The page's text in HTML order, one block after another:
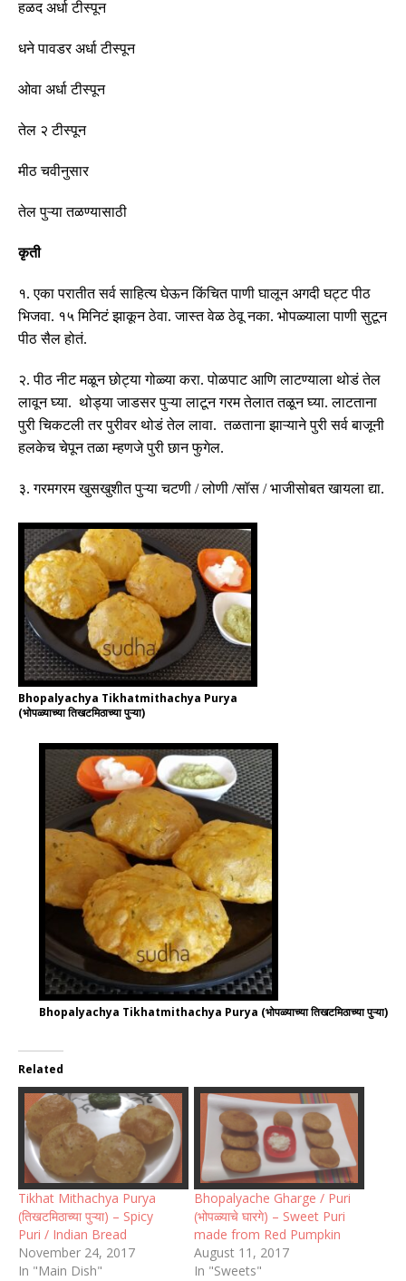
हळद अर्धा टीस्पून
धने पावडर अर्धा टीस्पून
ओवा अर्धा टीस्पून
तेल २ टीस्पून
मीठ चवीनुसार
तेल पुऱ्या तळण्यासाठी
कृती
१.एका परातीत सर्व साहित्य घेऊन किंचित पाणी घालून अगदी घट्ट पीठ
भिजवा. १५ मिनिटं झाकून ठेवा.जास्त वेळ ठेवू नका. भोपळ्याला पाणी सुटून
पीठ सैल होतं.
२.पीठ नीट मळून छोट्या गोळ्या करा.पोळपाट आणि लाटण्याला थोडं तेल
लावून घ्या. थोड्या जाडसर पुऱ्या लाटून गरम तेलात तळून घ्या.लाटताना
पुरी चिकटली तर पुरीवर थोडं तेल लावा.तळताना झाऱ्याने पुरी सर्व बाजूनी
हलकेच चेपून तळा म्हणजे पुरी छान फुगेल.
३.गरमगरम खुसखुशीत पुऱ्या चटणी /लोणी /सॉस /भाजीसोबत खायला द्या.
Bhopalyachya Tikhatmithachya Purya
(भोपळ्याच्या तिखटमिठाच्या पुऱ्या)
Bhopalyachya Tikhatmithachya Purya (भोपळ्याच्या तिखटमिठाच्या पुऱ्या)
Related
Tikhat Mithachya Purya
(तिखटमिठाच्या पुऱ्या) – Spicy
Puri / Indian Bread
November 24, 2017
In "Main Dish"
Bhopalyache Gharge / Puri
(भोपळ्याचे घारगे) – Sweet Puri
made from Red Pumpkin
August 11, 2017
In "Sweets"